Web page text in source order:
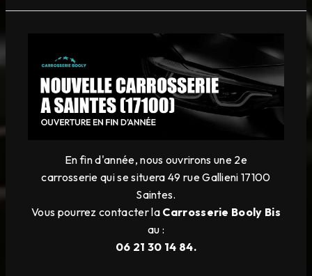
En fin d'année, nous ouvrirons une 2e
carrosserie qui se situera 49 rue Gallieni 17100
Saintes.
Vous pourrez contacter laCarrosserie Booly Bis
au :
06 21 30 14 84.